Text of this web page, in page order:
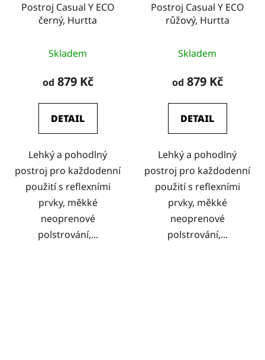
Postroj Casual Y ECO
černý, Hurtta
Skladem
od 879 Kč
DETAIL
Lehký a pohodlný
postroj pro každodenní
použití s reflexními
prvky, měkké
neoprenové
polstrování,...
Postroj Casual Y ECO
růžový, Hurtta
Skladem
od 879 Kč
DETAIL
Lehký a pohodlný
postroj pro každodenní
použití s reflexními
prvky, měkké
neoprenové
polstrování,...